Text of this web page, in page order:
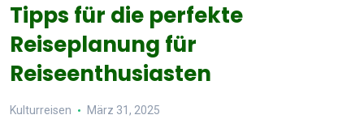
Tipps für die perfekte
Reiseplanung für
Reiseenthusiasten
Kulturreisen März 31, 2025